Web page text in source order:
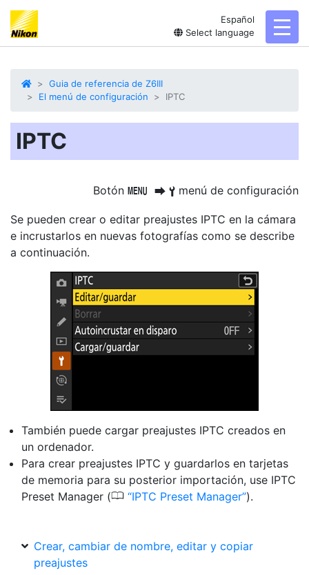
Español
Select language
Guia de referencia de Z6III
El menú de configuración
IPTC
IPTC
Botón G U B menú de configuración
Se pueden crear o editar preajustes IPTC en la cámara
e incrustarlos en nuevas fotografías como se describe
a continuación.
También puede cargar preajustes IPTC creados en
un ordenador.
Para crear preajustes IPTC y guardarlos en tarjetas
de memoria para su posterior importación, use IPTC
Preset Manager (0 IPTC Preset Manager ).
Crear, cambiar de nombre, editar y copiar
preajustes